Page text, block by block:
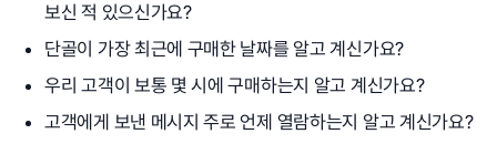
보신 적 있으신가요?
단골이 가장 최근에 구매한 날짜를 알고 계신가요?
우리 고객이 보통 몇 시에 구매하는지 알고 계신가요?
고객에게 보낸 메시지 주로 언제 열람하는지 알고 계신가요?